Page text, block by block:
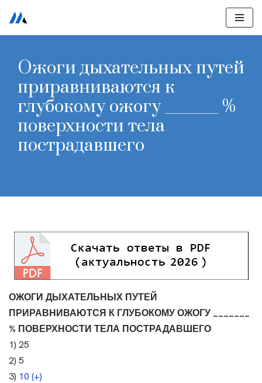
Перейти
содержимому
Ожоги дыхательных путей
приравниваются к
глубокому ожогу _______ %
поверхности тела
пострадавшего
ОЖОГИ ДЫХАТЕЛЬНЫХ ПУТЕЙ
ПРИРАВНИВАЮТСЯ К ГЛУБОКОМУ ОЖОГУ _______
% ПОВЕРХНОСТИ ТЕЛА ПОСТРАДАВШЕГО
1) 25
2) 5
3) 10 (+)